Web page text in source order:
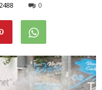
2488 0